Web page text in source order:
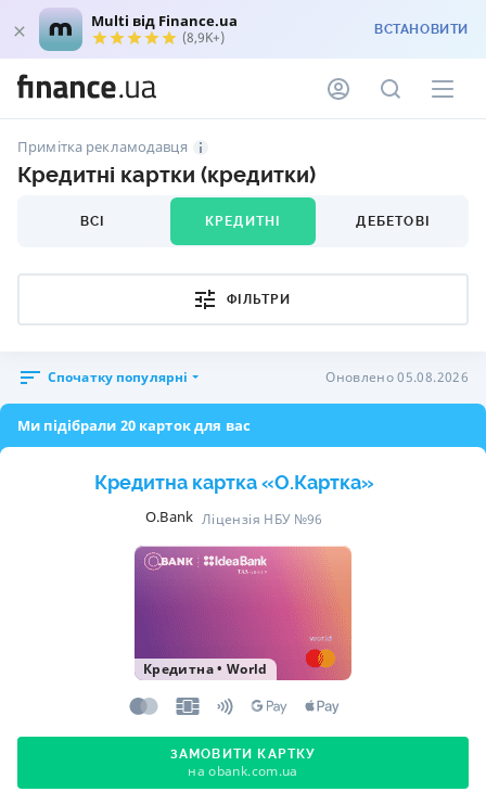
Multi від Finance.ua
(8,9K+) ВСТАНОВИТИ
Примітка рекламодавця
Кредитні картки (кредитки)
ВСІ КРЕДИТНІ ДЕБЕТОВІ
ФІЛЬТРИ
Спочатку популярні Оновлено 05.08.2026
Ми підібрали 20 карток для вас
Кредитна картка «O.Картка»
O.Bank Ліцензія НБУ №96
Кредитна• World
ЗАМОВИТИ КАРТКУ
на obank.com.ua